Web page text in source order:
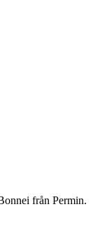
från Permin.